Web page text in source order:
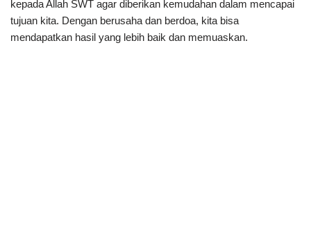
kepada Allah SWT agar diberikan kemudahan dalam mencapai
tujuan kita. Dengan berusaha dan berdoa, kita bisa
mendapatkan hasil yang lebih baik dan memuaskan.